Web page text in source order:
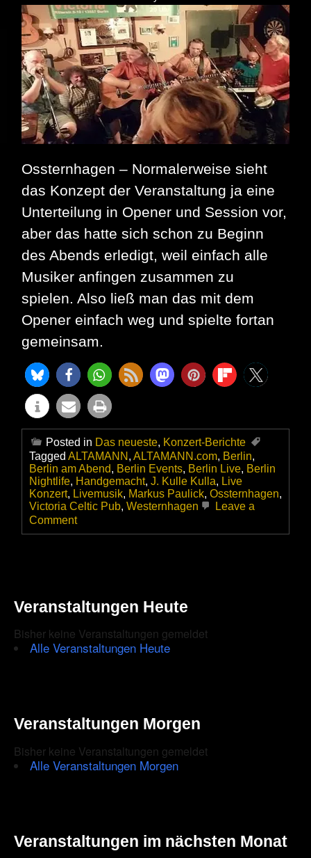
Ossternhagen – Normalerweise sieht
das Konzept der Veranstaltung ja eine
Unterteilung in Opener und Session vor,
aber das hatte sich schon zu Beginn
des Abends erledigt, weil einfach alle
Musiker anfingen zusammen zu
spielen. Also ließ man das mit dem
Opener einfach weg und spielte fortan
gemeinsam.
Posted in Das neueste, Konzert-Berichte
Tagged ALTAMANN , ALTAMANN.com, Berlin,
Berlin am Abend, Berlin Events, Berlin Live, Berlin
Nightlife, Handgemacht, J. Kulle Kulla, Live
Konzert, Livemusik, Markus Paulick, Ossternhagen,
Victoria Celtic Pub, Westernhagen
Leave a
Commenton
Ossternhagen
Spandau
Veranstaltungen Heute
Bisher keine Veranstaltungen gemeldet
Alle Veranstaltungen Heute
Veranstaltungen Morgen
Bisher keine Veranstaltungen gemeldet
Alle Veranstaltungen Morgen
Veranstaltungen im nächsten Monat